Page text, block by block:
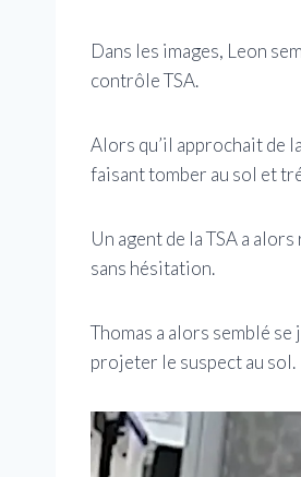
Dans les images, Leon
contrôle TSA.
Alors qu’il approchait de
faisant tomber au sol et
Un agent de la TSA a
sans hésitation.
Thomas a alors semblé
projeter le suspect au sol.